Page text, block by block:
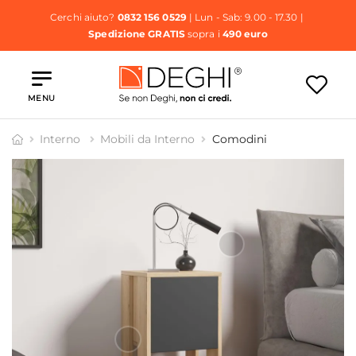
Cerchi aiuto? 0832 156 0529| Lun - Sab: 9.00 - 17.30 |
Spedizione GRATISsopra i 490 euro
MENU
Interno Mobili da Interno Comodini